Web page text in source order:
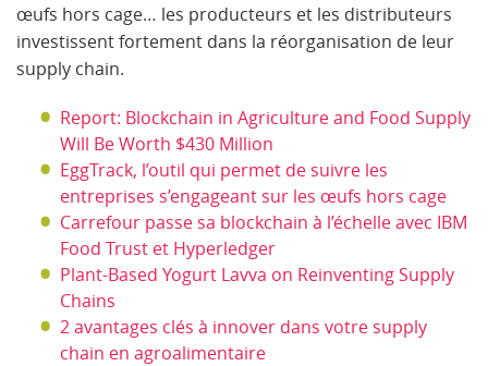
œufs hors cage… les producteurs et les distributeurs
investissent fortement dans la réorganisation de leur
supply chain.
Report: Blockchain in Agriculture and Food Supply
Will Be Worth $430 Million
EggTrack, l’outil qui permet de suivre les
entreprises s’engageant sur les œufs hors cage
Carrefour passe sa blockchain à l’échelle avec IBM
Food Trust et Hyperledger
Plant-Based Yogurt Lavva on Reinventing Supply
Chains
2 avantages clés à innover dans votre supply
chain en agroalimentaire